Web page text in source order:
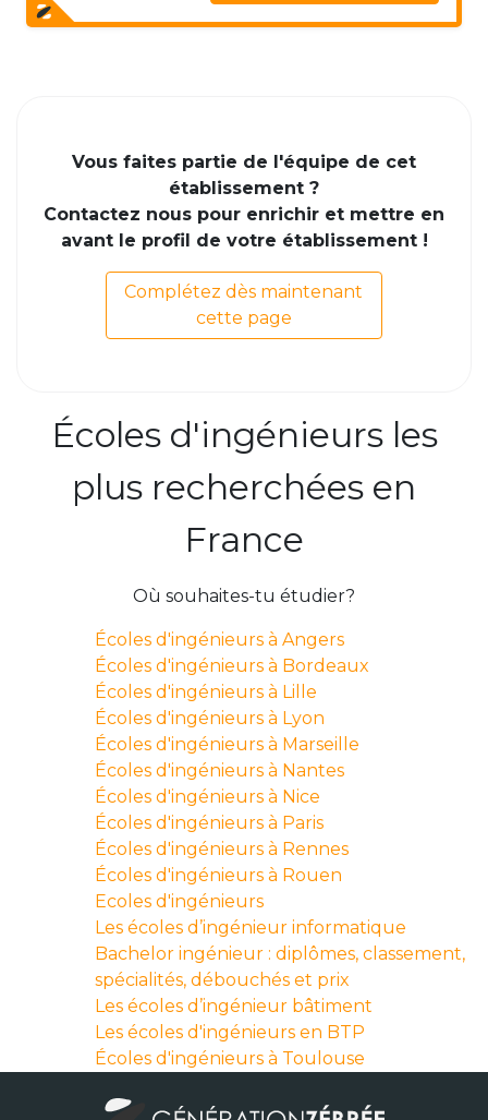
Vous faites partie de l'équipe de cet
établissement ?
Contactez nous pour enrichir et mettre en
avant le profil de votre établissement !
Complétez dès maintenant
cette page
Écoles d'ingénieurs les
plus recherchées en
France
Où souhaites-tu étudier?
Écoles d'ingénieurs à Angers
Écoles d'ingénieurs à Bordeaux
Écoles d'ingénieurs à Lille
Écoles d'ingénieurs à Lyon
Écoles d'ingénieurs à Marseille
Écoles d'ingénieurs à Nantes
Écoles d'ingénieurs à Nice
Écoles d'ingénieurs à Paris
Écoles d'ingénieurs à Rennes
Écoles d'ingénieurs à Rouen
Ecoles d'ingénieurs
Les écoles d’ingénieur informatique
Bachelor ingénieur : diplômes, classement,
spécialités, débouchés et prix
Les écoles d’ingénieur bâtiment
Les écoles d'ingénieurs en BTP
Écoles d'ingénieurs à Toulouse